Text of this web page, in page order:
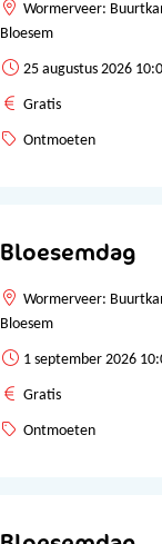
Wormerveer:
Bloesem
25 augustus 2026
Gratis
Ontmoeten
Bloesemdag
Wormerveer:
Bloesem
1 september 2026
Gratis
Ontmoeten